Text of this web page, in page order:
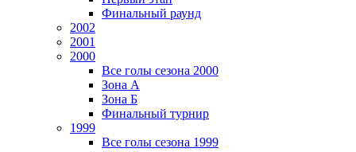
Финальный раунд
2002
2001
2000
Все голы сезона 2000
Зона А
Зона Б
Финальный турнир
1999
Все голы сезона 1999